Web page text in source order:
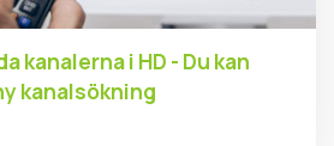
kanalerna i HD - Du kan
kanalsökning